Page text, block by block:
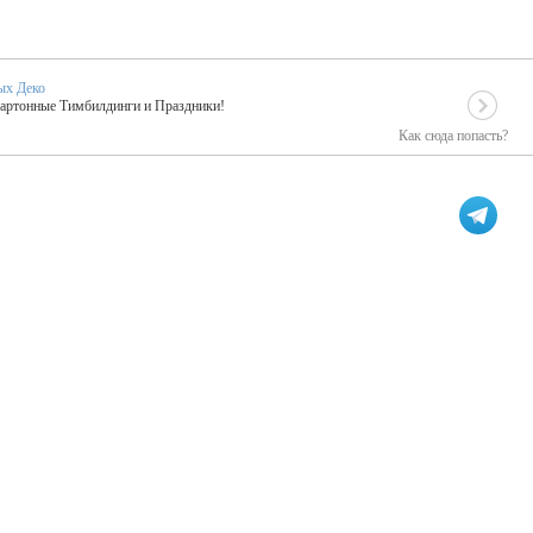
Как сюда попасть?
Деко
Тимбилдинги и Праздники!
зарубежных артистах